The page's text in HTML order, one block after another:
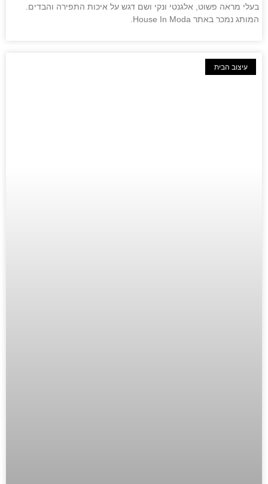
בעלי מראה פשוט, אלגנטי ונקי ושם דגש על איכות התפירה והבדים.
המותג נמכר באתר House In Moda.
עיצוב הבית